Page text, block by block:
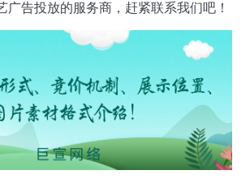
广告投放的服务商，赶紧联系我们吧！